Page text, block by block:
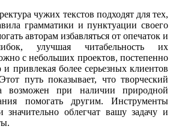
чужих текстов подходят для тех,
грамматики и пунктуации своего
авторам избавляться от опечаток и
улучшая читабельность их
с небольших проектов, постепенно
привлекая более серьезных клиентов
путь показывает, что творческий
возможен при наличии природной
помогать другим. Инструменты
значительно облегчат вашу задачу и